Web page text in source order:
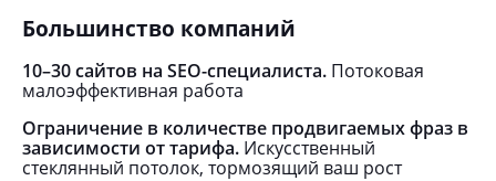
Большинство компаний
10–30 сайтов на SEO-специалиста. Потоковая
малоэффективная работа
Ограничение в количестве продвигаемых фраз в
зависимости от тарифа. Искусственный
стеклянный потолок, тормозящий ваш рост